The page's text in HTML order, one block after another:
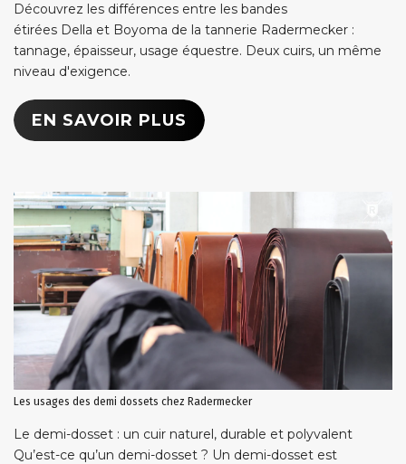
Découvrez les différences entre les bandes
étirées Della et Boyoma de la tannerie Radermecker :
tannage, épaisseur, usage équestre. Deux cuirs, un même
niveau d'exigence.
EN SAVOIR PLUS
Les usages des demi dossets chez Radermecker
Le demi-dosset : un cuir naturel, durable et polyvalent
Qu’est-ce qu’un demi-dosset ? Un demi-dosset est